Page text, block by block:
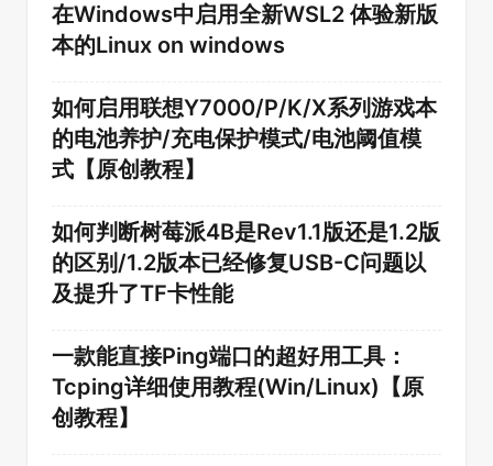
在Windows中启用全新WSL2 体验新版
本的Linux on windows
如何启用联想Y7000/P/K/X系列游戏本
的电池养护/充电保护模式/电池阈值模
式【原创教程】
如何判断树莓派4B是Rev1.1版还是1.2版
的区别/1.2版本已经修复USB-C问题以
及提升了TF卡性能
一款能直接Ping端口的超好用工具：
Tcping详细使用教程(Win/Linux)【原
创教程】